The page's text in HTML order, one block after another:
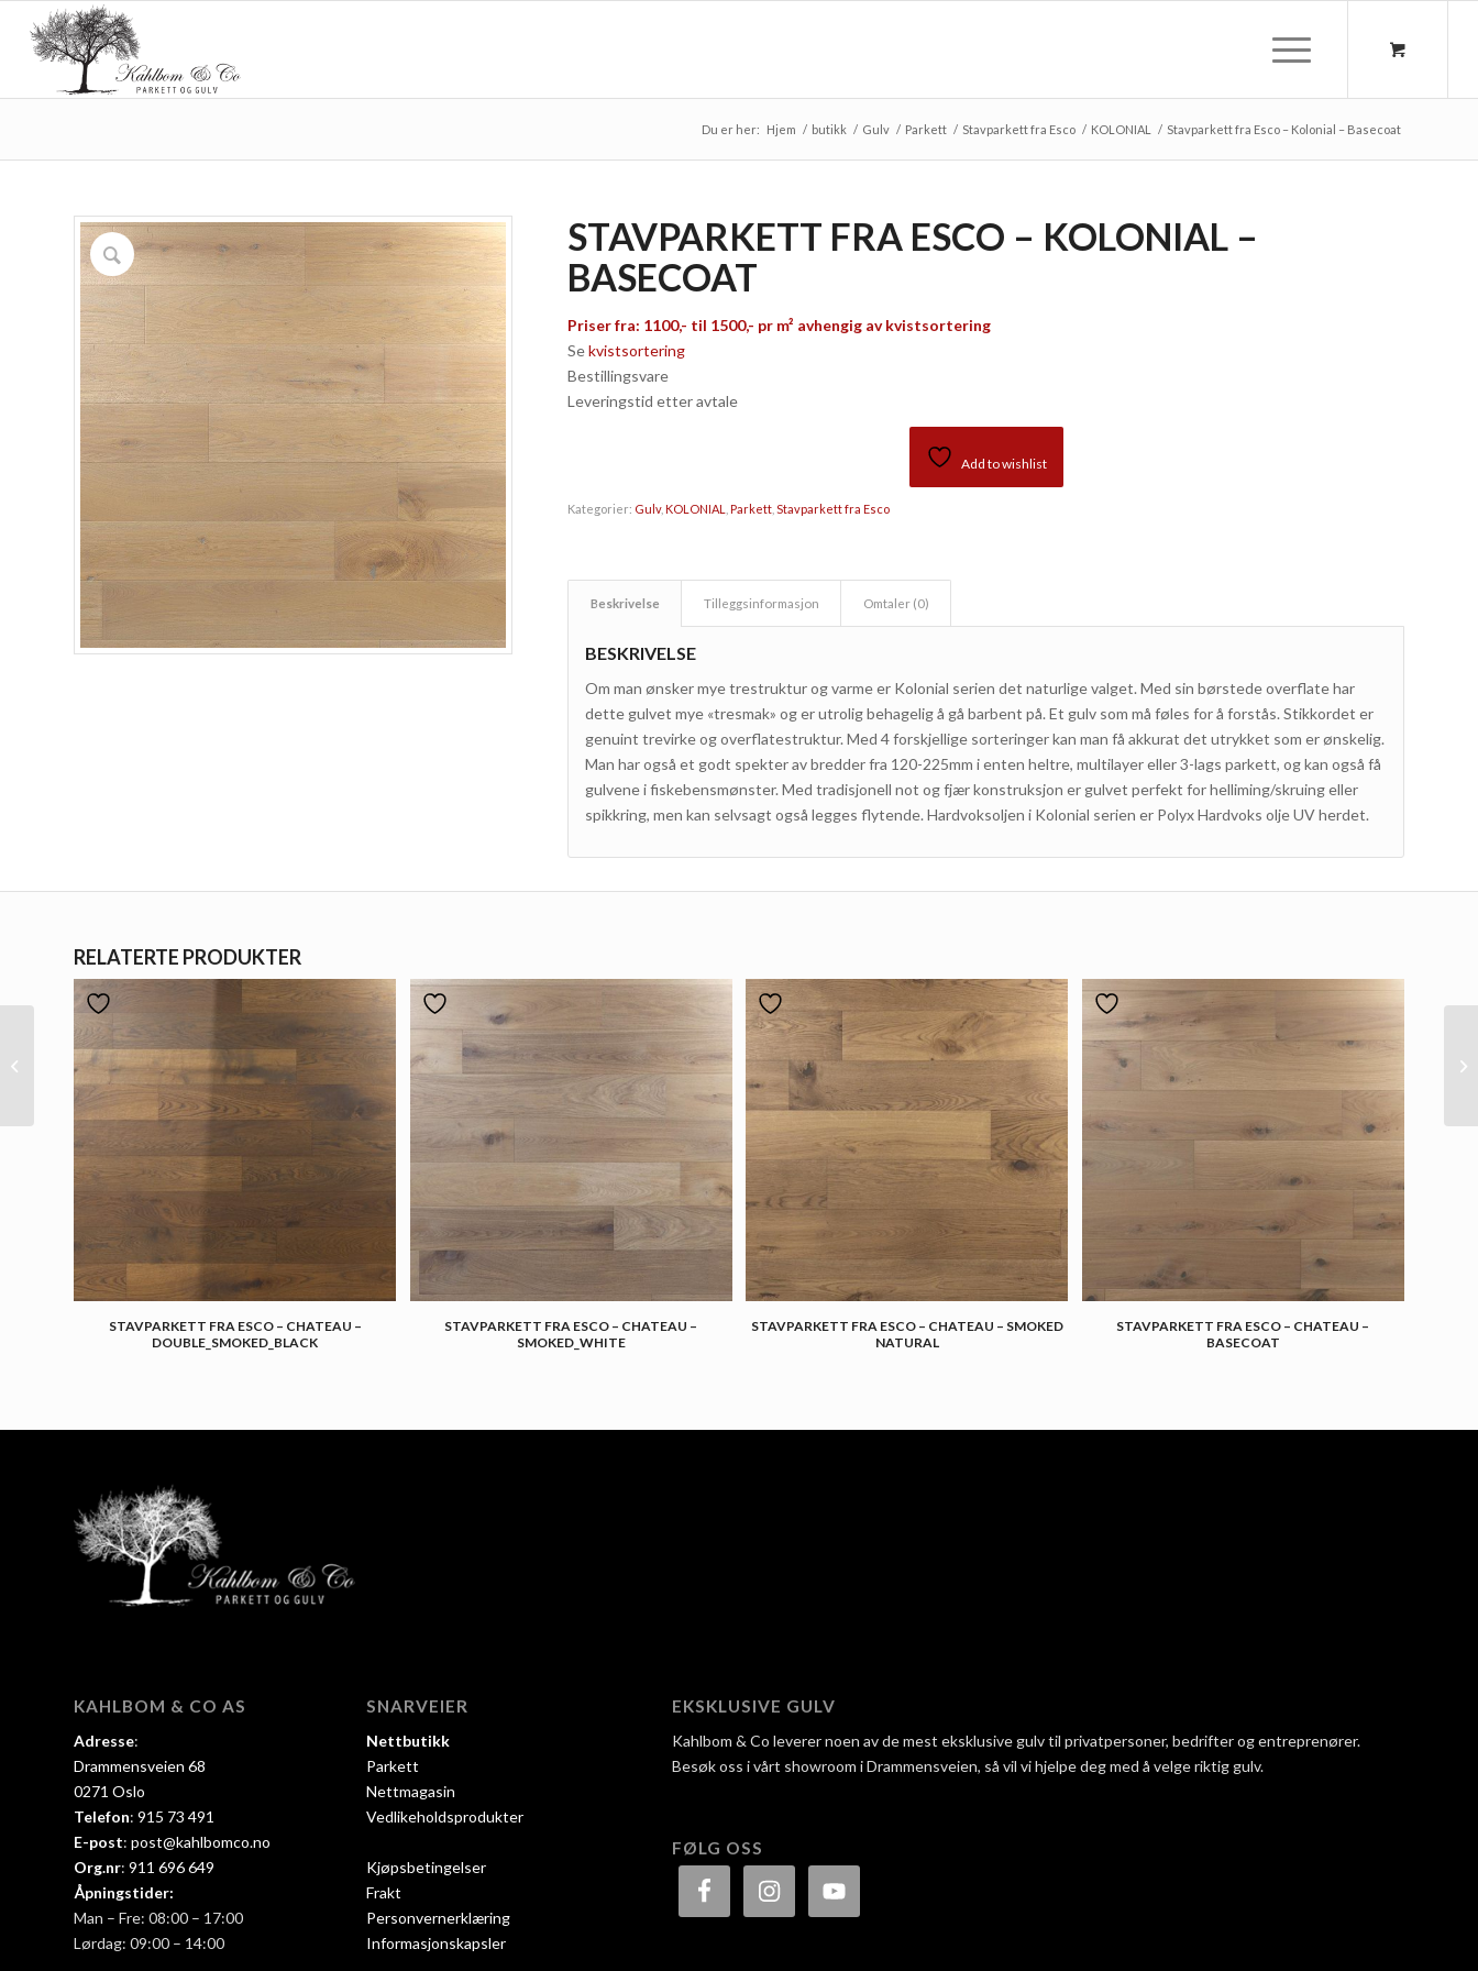
Du er her: Hjem / butikk / Gulv / Parkett / Stavparkett fra Esco / KOLONIAL / Stavparkett fra Esco – Kolonial – Basecoat
STAVPARKETT FRA ESCO – KOLONIAL –
BASECOAT
Priser fra: 1100,- til 1500,- pr m² avhengig av kvistsortering
Sekvistsortering
Bestillingsvare
Leveringstid etter avtale
Add to wishlist
Kategorier: Gulv, KOLONIAL Parkett ,Stavparkett fra Esco
Beskrivelse Tilleggsinformasjon Omtaler (0)
BESKRIVELSE
Om man ønsker mye trestruktur og varme er Kolonial serien det naturlige valget. Med sin børstede overflate har
dette gulvet mye «tresmak» og er utrolig behagelig å gå barbent på. Et gulv som må føles for å forstås. Stikkordet er
genuint trevirke og overflatestruktur. Med 4 forskjellige sorteringer kan man få akkurat det utrykket som er ønskelig.
Man har også et godt spekter av bredder fra 120-225mm i enten heltre, multilayer eller 3-lags parkett, og kan også få
gulvene i fiskebensmønster. Med tradisjonell not og fjær konstruksjon er gulvet perfekt for helliming/skruing eller
spikkring, men kan selvsagt også legges flytende. Hardvoksoljen i Kolonial serien er Polyx Hardvoks olje UV herdet.
RELATERTE PRODUKTER
STAVPARKETT FRA ESCO – CHATEAU –
DOUBLE_SMOKED_BLACK
STAVPARKETT FRA ESCO – CHATEAU –
SMOKED_WHITE
STAVPARKETT FRA ESCO – CHATEAU – SMOKED
NATURAL
STAVPARKETT FRA ESCO – CHATEAU –
BASECOAT
KAHLBOM & CO AS
Adresse:
Drammensveien 68
0271 Oslo
Telefon: 915 73 491
E-post: post@kahlbomco.no
Org.nr: 911 696 649
Åpningstider:
Man – Fre: 08:00 – 17:00
Lørdag: 09:00 – 14:00
SNARVEIER
Nettbutikk
Parkett
Nettmagasin
Vedlikeholdsprodukter
Kjøpsbetingelser
Frakt
Personvernerklæring
Informasjonskapsler
EKSKLUSIVE GULV
Kahlbom & Co leverer noen av de mest eksklusive gulv til privatpersoner, bedrifter og entreprenører.
Besøk oss i vårt showroom i Drammensveien, så vil vi hjelpe deg med å velge riktig gulv.
FØLG OSS
Stavparkett fra Esco –
Kolonial- Natural_white